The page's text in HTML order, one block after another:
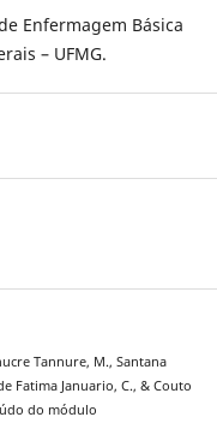
Enfermagem Básica
– UFMG.
Tannure, M., Santana
Fatima Januario, C., & Couto
do módulo